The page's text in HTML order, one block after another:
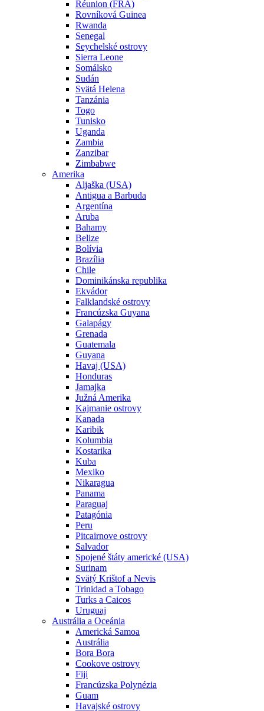
Réunion (FRA)
Rovníková Guinea
Rwanda
Senegal
Seychelské ostrovy
Sierra Leone
Somálsko
Sudán
Svätá Helena
Tanzánia
Togo
Tunisko
Uganda
Zambia
Zanzibar
Zimbabwe
Amerika
Aljaška (USA)
Antigua a Barbuda
Argentína
Aruba
Bahamy
Belize
Bolívia
Brazília
Chile
Dominikánska republika
Ekvádor
Falklandské ostrovy
Francúzska Guyana
Galapágy
Grenada
Guatemala
Guyana
Havaj (USA)
Honduras
Jamajka
Južná Amerika
Kajmanie ostrovy
Kanada
Karibik
Kolumbia
Kostarika
Kuba
Mexiko
Nikaragua
Panama
Paraguaj
Patagónia
Peru
Pitcairnove ostrovy
Salvador
Spojené štáty americké (USA)
Surinam
Svätý Krištof a Nevis
Trinidad a Tobago
Turks a Caicos
Uruguaj
Austrália a Oceánia
Americká Samoa
Austrália
Bora Bora
Cookove ostrovy
Fiji
Francúzska Polynézia
Guam
Havajské ostrovy